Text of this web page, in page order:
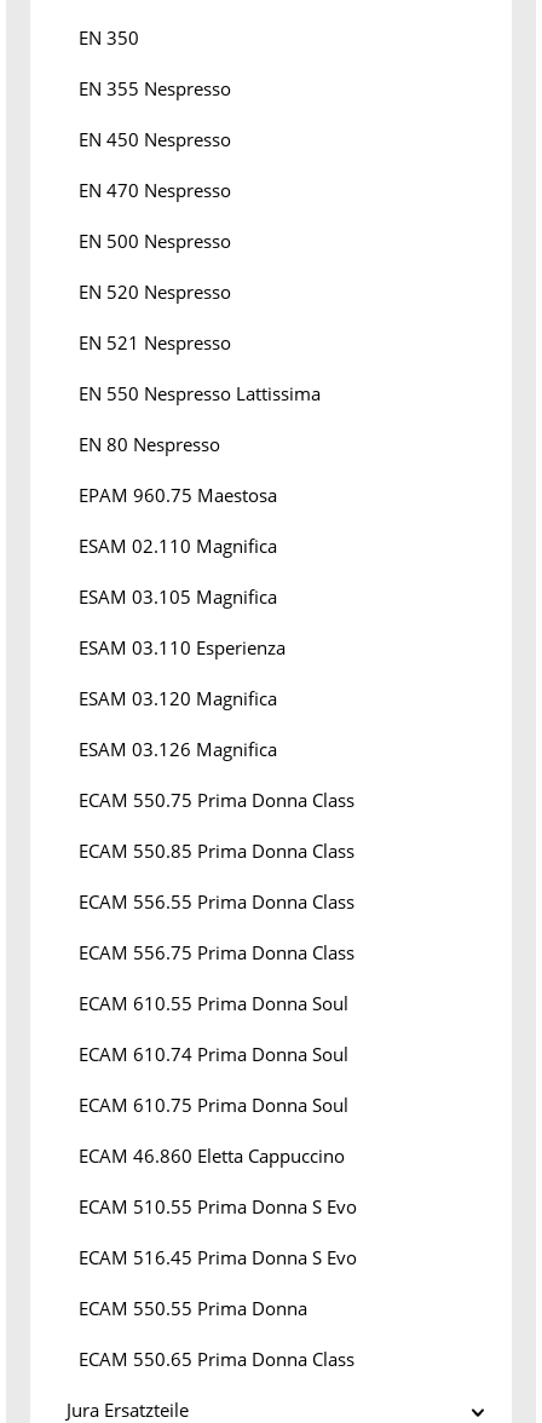
EN 350
EN 355 Nespresso
EN 450 Nespresso
EN 470 Nespresso
EN 500 Nespresso
EN 520 Nespresso
EN 521 Nespresso
EN 550 Nespresso Lattissima
EN 80 Nespresso
EPAM 960.75 Maestosa
ESAM 02.110 Magnifica
ESAM 03.105 Magnifica
ESAM 03.110 Esperienza
ESAM 03.120 Magnifica
ESAM 03.126 Magnifica
ECAM 550.75 Prima Donna Class
ECAM 550.85 Prima Donna Class
ECAM 556.55 Prima Donna Class
ECAM 556.75 Prima Donna Class
ECAM 610.55 Prima Donna Soul
ECAM 610.74 Prima Donna Soul
ECAM 610.75 Prima Donna Soul
ECAM 46.860 Eletta Cappuccino
ECAM 510.55 Prima Donna S Evo
ECAM 516.45 Prima Donna S Evo
ECAM 550.55 Prima Donna
ECAM 550.65 Prima Donna Class
Jura Ersatzteile